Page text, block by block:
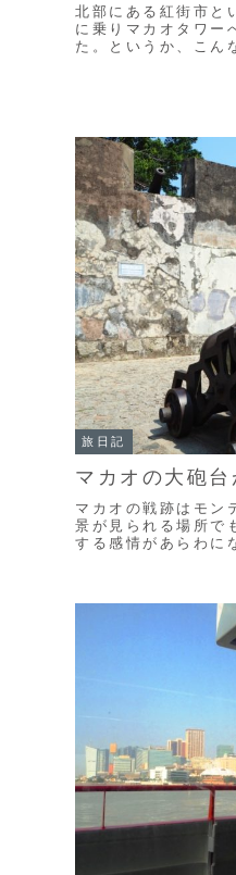
北部にある紅街市と
に乗りマカオタワー
た。というか、こん
旅日記
マカオの大砲
マカオの戦跡はモン
景が見られる場所で
する感情があらわに